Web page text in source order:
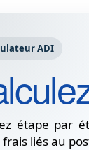
ADI
étape par
liés au